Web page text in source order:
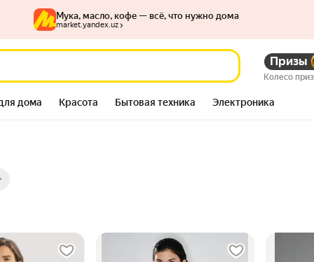
Призы
Колесо
дома Красота Бытовая техника Электроника
Мука, масло, кофе — всё, что нужно дома
market.yandex.uz